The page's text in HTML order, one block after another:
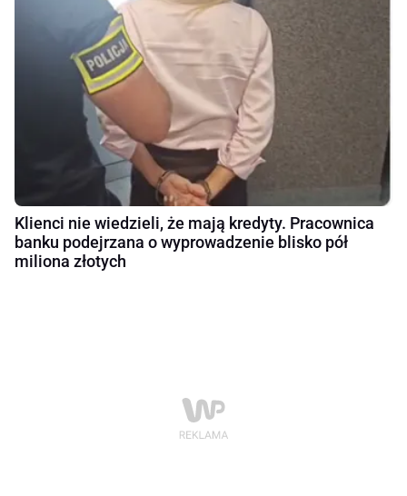
Klienci nie wiedzieli, że mają kredyty. Pracownica
banku podejrzana o wyprowadzenie blisko pół
miliona złotych